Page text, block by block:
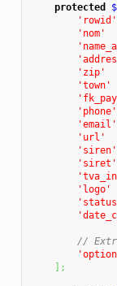
protected
'rowid'
'nom'
'zip'
'town'
'phone'
'email'
'url'
'siren'
'siret'
'logo'
//
] ;